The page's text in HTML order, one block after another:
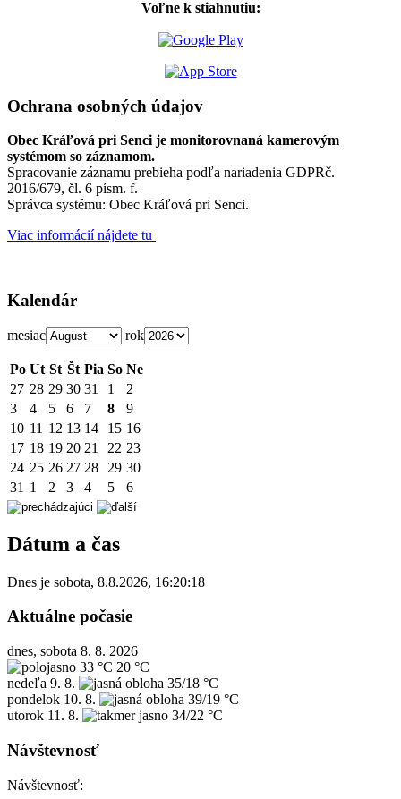
Voľne k stiahnutiu:
Ochrana osobných údajov
Obec Kráľová pri Senci je monitorovnaná kamerovým
systémom so záznamom.
Spracovanie záznamu prebieha podľa nariadenia GDPRč.
2016/679, čl. 6 písm. f.
Správca systému: Obec Kráľová pri Senci.
Viac informácií nájdete tu
Kalendár
mesiac rok
Po Ut St Št Pia So Ne
27 28 29 30 31 1
2
3
4 5 6 7 8
9
10 11 12 13 14 15 16
17 18 19 20 21 22 23
24 25 26 27 28 29 30
31 1 2 3 4 5 6
Dátum a čas
Dnes je sobota, 8.8.2026, 16:20:18
Aktuálne počasie
dnes, sobota 8. 8. 2026
33 °C 20 °C
nedeľa 9. 8.
35/18 °C
pondelok 10. 8.
39/19 °C
utorok 11. 8. 34/22 °C
Návštevnosť
Návštevnosť: